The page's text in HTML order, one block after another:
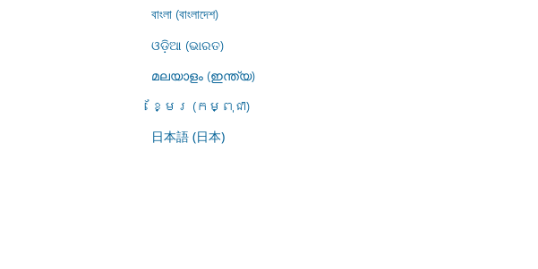
বাংলা (বাংলাদেশ)
ଓଡ଼ିଆ (ଭାରତ)
മലയാളം (ഇന്ത്യ)
ខ្មែរ (កម្ពុជា)
日本語 (日本)